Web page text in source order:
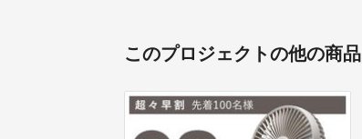
このプロジェクトの他の商品